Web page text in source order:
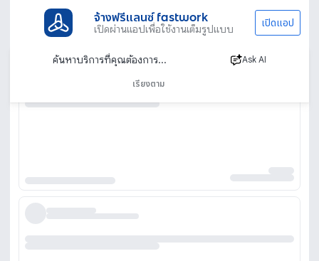
จ้างฟรีแลนซ์ fastwork
เปิดผ่านแอปเพื่อใช้งานเต็มรูปแบบ เปิดแอป
Ask AI
เรียงตาม